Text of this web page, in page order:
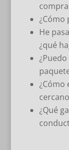
¿Cómo
He
¿qué
¿Cómo
¿Qué